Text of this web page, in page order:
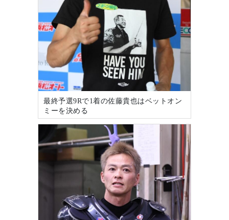
最終予選9Rで1着の佐藤貴也はベットオン
ミーを決める